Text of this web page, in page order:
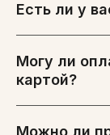
Есть ли у
Могу ли
картой?
Можно ли